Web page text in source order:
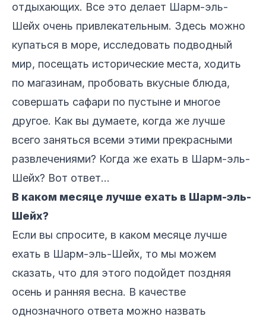
отдыхающих. Все это делает Шарм-эль-
Шейх очень привлекательным. Здесь можно
купаться в море, исследовать подводный
мир, посещать исторические места, ходить
по магазинам, пробовать вкусные блюда,
совершать сафари по пустыне и многое
другое. Как вы думаете, когда же лучше
всего заняться всеми этими прекрасными
развлечениями? Когда же ехать в Шарм-эль-
Шейх? Вот ответ...
В каком месяце лучше ехать в Шарм-эль-
Шейх?
Если вы спросите, в каком месяце лучше
ехать в Шарм-эль-Шейх, то мы можем
сказать, что для этого подойдет поздняя
осень и ранняя весна. В качестве
однозначного ответа можно назвать